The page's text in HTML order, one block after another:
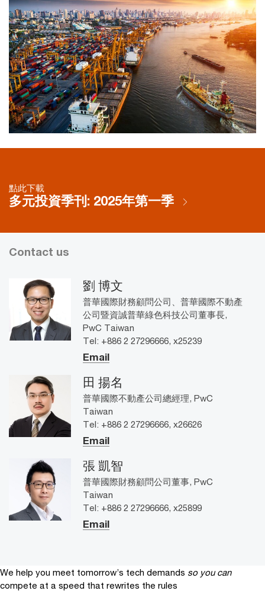
點此下載
多元投資季刊: 2025年第一季
Contact us
劉 博文
普華國際財務顧問公司、普華國際不動產
公司暨資誠普華綠色科技公司董事長,
PwC Taiwan
Tel: +886 2 27296666, x25239
Email
田 揚名
普華國際不動產公司總經理, PwC
Taiwan
Tel: +886 2 27296666, x26626
Email
張 凱智
普華國際財務顧問公司董事, PwC
Taiwan
Tel: +886 2 27296666, x25899
Email
We help you meet tomorrow’s tech demands so you can
compete at a speed that rewrites the rules